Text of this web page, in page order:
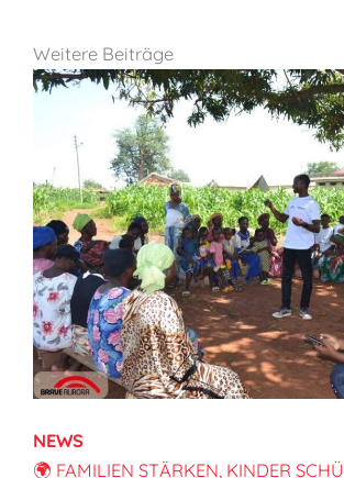
Weitere Beiträge
NEWS
🌍 FAMILIEN STÄRKEN, KINDER